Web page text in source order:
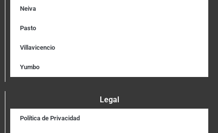
Neiva
Pasto
Villavicencio
Yumbo
Legal
Política de Privacidad